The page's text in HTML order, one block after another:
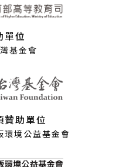
單位
基金會
贊助單位
環境公益基金會